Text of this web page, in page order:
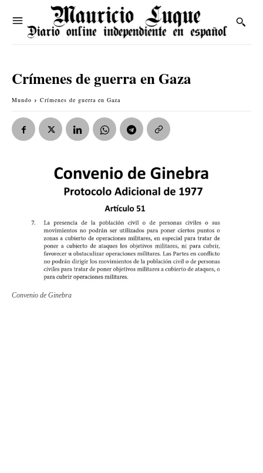
Crímenes de guerra en Gaza
Mundo Crímenes de guerra en Gaza
Convenio de Ginebra